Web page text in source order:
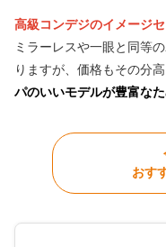
高級コンデジのイメージ
ミラーレスや一眼と同等
りますが、価格もその分高
パのいいモデルが豊富な
おす